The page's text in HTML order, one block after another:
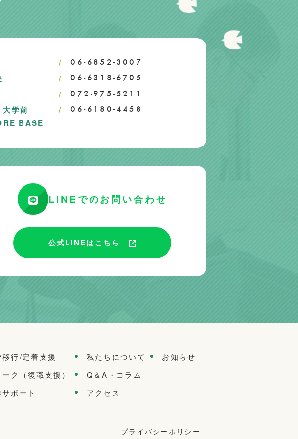
06-6852-3007
06-6318-6705
072-975-5211
大学前
BASE
06-6180-4458
LINEでのお問い合わせ
公式LINEはこちら
移行/定着支援
ーク（復職支援）
ポート
私たちについて
Q＆A・コラム
アクセス
お知らせ
プライバシーポリシー